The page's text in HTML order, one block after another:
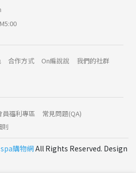
合作方式 On編說說
我們的社群
員福利專區
常見問題(QA)
則
購物網All Rights Reserved. Design